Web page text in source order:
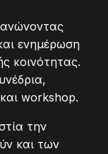
ενημέρωση
κοινότητας.
workshop.
την
και των